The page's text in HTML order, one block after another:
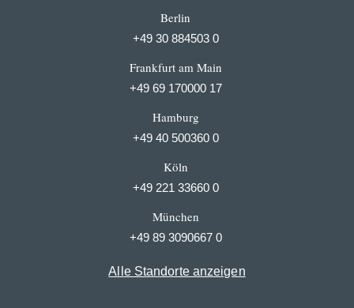
Berlin
+49 30 884503 0
Frankfurt am Main
+49 69 170000 17
Hamburg
+49 40 500360 0
Köln
+49 221 33660 0
München
+49 89 3090667 0
Alle Standorte anzeigen